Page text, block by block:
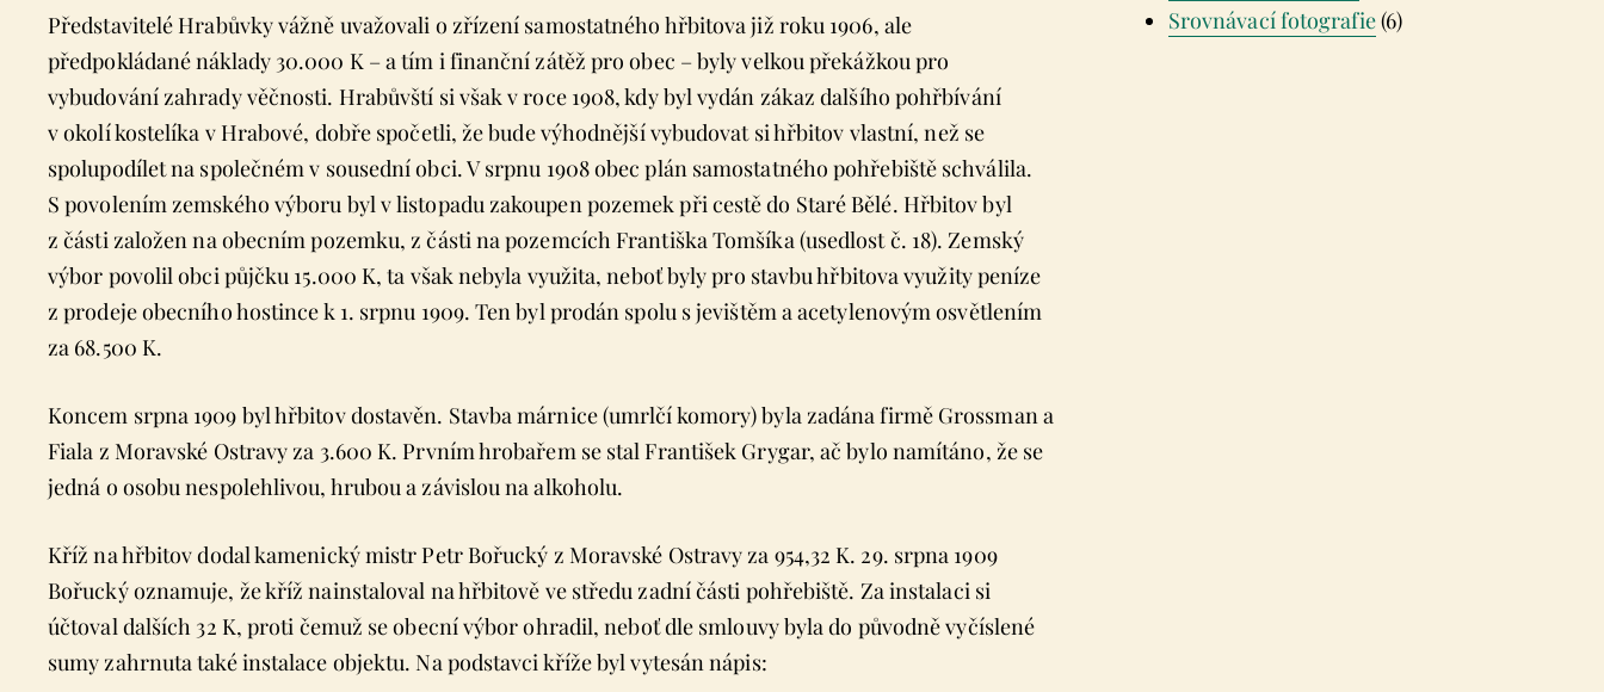
Představitelé Hrabůvky vážně uvažovali o zřízení samostatného hřbitova již roku 1906, ale
předpokládané náklady 30.000 K – a tím i finanční zátěž pro obec – byly velkou překážkou pro
vybudování zahrady věčnosti. Hrabůvští si však v roce 1908, kdy byl vydán zákaz dalšího pohřbívání
v okolí kostelíka v Hrabové, dobře spočetli, že bude výhodnější vybudovat si hřbitov vlastní, než se
spolupodílet na společném v sousední obci. V srpnu 1908 obec plán samostatného pohřebiště schválila.
S povolením zemského výboru byl v listopadu zakoupen pozemek při cestě do Staré Bělé. Hřbitov byl
z části založen na obecním pozemku, z části na pozemcích Františka Tomšíka (usedlost č. 18). Zemský
výbor povolil obci půjčku 15.000 K, ta však nebyla využita, neboť byly pro stavbu hřbitova využity peníze
z prodeje obecního hostince k 1. srpnu 1909. Ten byl prodán spolu s jevištěm a acetylenovým osvětlením
za 68.500 K.
Koncem srpna 1909 byl hřbitov dostavěn. Stavba márnice (umrlčí komory) byla zadána firmě Grossman a
Fiala z Moravské Ostravy za 3.600 K. Prvním hrobařem se stal František Grygar, ač bylo namítáno, že se
jedná o osobu nespolehlivou, hrubou a závislou na alkoholu.
Kříž na hřbitov dodal kamenický mistr Petr Bořucký z Moravské Ostravy za 954,32 K. 29. srpna 1909
Bořucký oznamuje, že kříž nainstaloval na hřbitově ve středu zadní části pohřebiště. Za instalaci si
účtoval dalších 32 K, proti čemuž se obecní výbor ohradil, neboť dle smlouvy byla do původně vyčíslené
sumy zahrnuta také instalace objektu. Na podstavci kříže byl vytesán nápis:
Srovnávací fotografie(6)